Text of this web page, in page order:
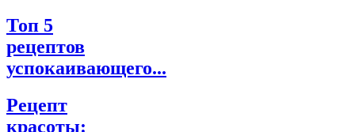
Топ 5
рецептов
успокаивающего...
Рецепт
красоты: